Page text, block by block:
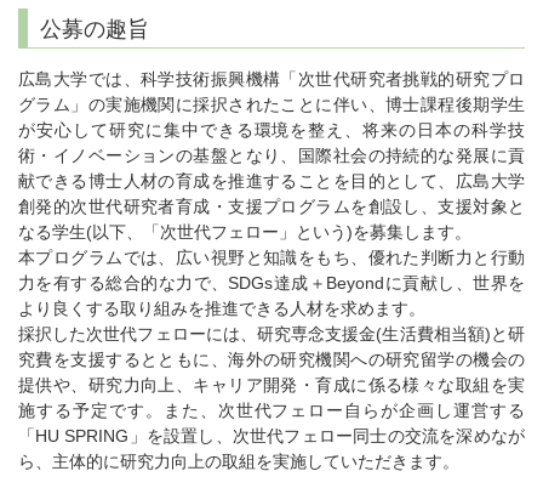
公募の趣旨
広島大学では、科学技術振興機構「次世代研究者挑戦的研究プロ
グラム」の実施機関に採択されたことに伴い、博士課程後期学生
が安心して研究に集中できる環境を整え、将来の日本の科学技
術・イノベーションの基盤となり、国際社会の持続的な発展に貢
献できる博士人材の育成を推進することを目的として、広島大学
創発的次世代研究者育成・支援プログラムを創設し、支援対象と
なる学生(以下、「次世代フェロー」という)を募集します。
本プログラムでは、広い視野と知識をもち、優れた判断力と行動
力を有する総合的な力で、SDGs達成＋Beyondに貢献し、世界を
より良くする取り組みを推進できる人材を求めます。
採択した次世代フェローには、研究専念支援金(生活費相当額)と研
究費を支援するとともに、海外の研究機関への研究留学の機会の
提供や、研究力向上、キャリア開発・育成に係る様々な取組を実
施する予定です。また、次世代フェロー自らが企画し運営する
「HU SPRING」を設置し、次世代フェロー同士の交流を深めなが
ら、主体的に研究力向上の取組を実施していただきます。